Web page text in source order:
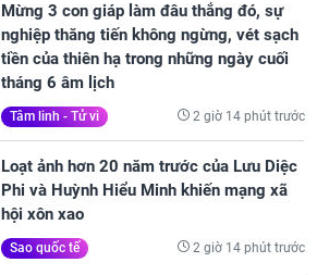
Mừng 3 con giáp làm đâu thắng đó, sự
nghiệp thăng tiến không ngừng, vét sạch
tiền của thiên hạ trong những ngày cuối
tháng 6 âm lịch
Tâm linh - Tử vi 2 giờ 14 phút trước
Loạt ảnh hơn 20 năm trước của Lưu Diệc
Phi và Huỳnh Hiểu Minh khiến mạng xã
hội xôn xao
Sao quốc tế 2 giờ 14 phút trước